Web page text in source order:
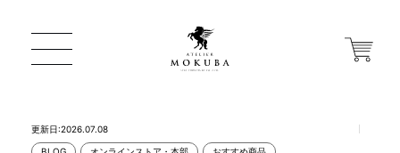
更新日:2026.07.08